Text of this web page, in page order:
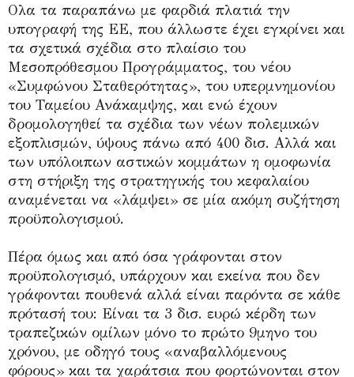
Ολα τα παραπάνω με φαρδιά πλατιά την
υπογραφή της ΕΕ, που άλλωστε έχει εγκρίνει και
τα σχετικά σχέδια στο πλαίσιο του
Μεσοπρόθεσμου Προγράμματος, του νέου
«Συμφώνου Σταθερότητας», του υπερμνημονίου
του Ταμείου Ανάκαμψης, και ενώ έχουν
δρομολογηθεί τα σχέδια των νέων πολεμικών
εξοπλισμών, ύψους πάνω από 400 δισ. Αλλά και
των υπόλοιπων αστικών κομμάτων η ομοφωνία
στη στήριξη της στρατηγικής του κεφαλαίου
αναμένεται να «λάμψει» σε μία ακόμη συζήτηση
προϋπολογισμού.
Πέρα όμως και από όσα γράφονται στον
προϋπολογισμό, υπάρχουν και εκείνα που δεν
γράφονται πουθενά αλλά είναι παρόντα σε κάθε
πρότασή του: Είναι τα 3 δισ. ευρώ κέρδη των
τραπεζικών ομίλων μόνο το πρώτο 9μηνο του
χρόνου, με οδηγό τους «αναβαλλόμενους
φόρους» και τα χαράτσια που φορτώνονται στον